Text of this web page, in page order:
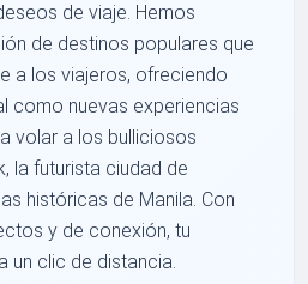
de viaje. Hemos
de destinos populares que
a los viajeros, ofreciendo
como nuevas experiencias
volar a los bulliciosos
la futurista ciudad de
históricas de Manila. Con
y de conexión, tu
un clic de distancia.